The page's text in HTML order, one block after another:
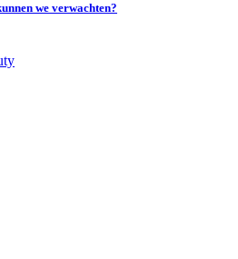
we verwachten?